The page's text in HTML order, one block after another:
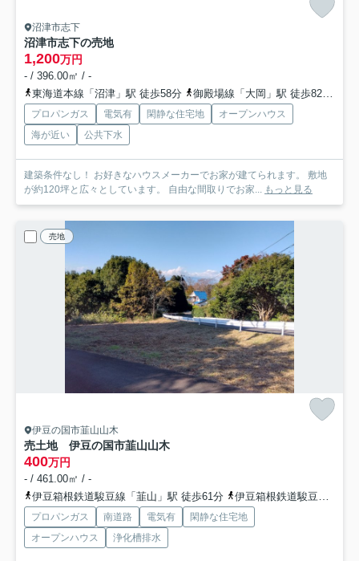
沼津市志下
沼津市志下の売地
1,200万円
- / 396.00㎡ / -
東海道本線「沼津」駅 徒歩58分
御殿場線「大岡」駅 徒歩82分
プロパンガス 電気有 閑静な住宅地
オープンハウス
海が近い
公共下水
建築条件なし！ お好きなハウスメーカーでお家が建てられます。 敷地
が約120坪と広々としています。 自由な間取りでお家... もっと見る
売地
伊豆の国市韮山山木
売土地 伊豆の国市韮山山木
400万円
- / 461.00㎡ / -
伊豆箱根鉄道駿豆線「韮山」駅 徒歩61分
伊豆箱根鉄道駿豆線「伊豆長岡」駅 徒歩81分
プロパンガス 南道路 電気有
閑静な住宅地
オープンハウス
浄化槽排水